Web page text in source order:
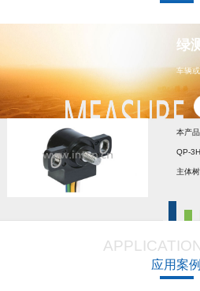
绿
车辆
机，
本产
QP-
主体
设回
QP-
控手
应用案例